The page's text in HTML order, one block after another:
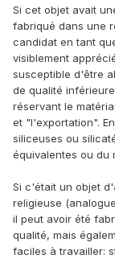
Si cet objet avait
fabriqué dans une
candidat en tant
visiblement
susceptible d'être
de qualité
réservant le
et "l'exportation".
siliceuses ou
équivalentes ou du
Si c'était un objet
religieuse
il peut avoir été
qualité, mais
faciles à travailler: